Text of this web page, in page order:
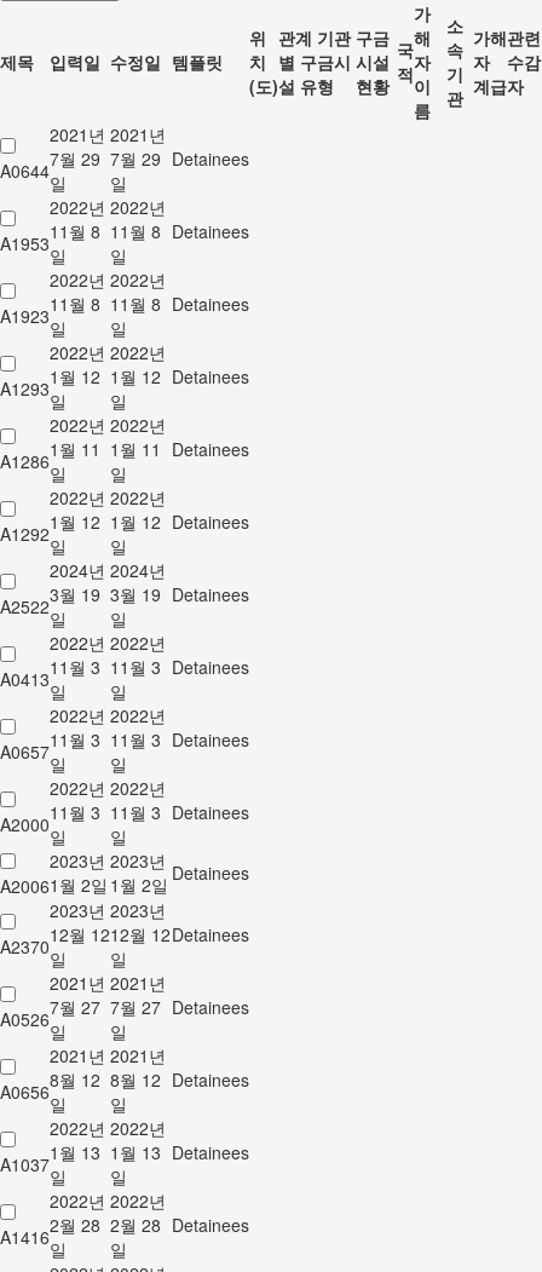
제목 입력일 수정일 템플릿
위
치
(도)
관계 기관
별 구금시
설 유형
구금
시설
현황
국
적
가
해
자
이
름
소
속
기
관
가해
자
계급
관련
수감
자
A0644
2021년
7월 29
일
2021년
7월 29
일
Detainees
A1953
2022년
11월 8
일
2022년
11월 8
일
Detainees
A1923
2022년
11월 8
일
2022년
11월 8
일
Detainees
A1293
2022년
1월 12
일
2022년
1월 12
일
Detainees
A1286
2022년
1월 11
일
2022년
1월 11
일
Detainees
A1292
2022년
1월 12
일
2022년
1월 12
일
Detainees
A2522
2024년
3월 19
일
2024년
3월 19
일
Detainees
A0413
2022년
11월 3
일
2022년
11월 3
일
Detainees
A0657
2022년
11월 3
일
2022년
11월 3
일
Detainees
A2000
2022년
11월 3
일
2022년
11월 3
일
Detainees
A2006
2023년
1월 2일
2023년
1월 2일 Detainees
A2370
2023년
12월 12
일
2023년
12월 12
일
Detainees
A0526
2021년
7월 27
일
2021년
7월 27
일
Detainees
A0656
2021년
8월 12
일
2021년
8월 12
일
Detainees
A1037
2022년
1월 13
일
2022년
1월 13
일
Detainees
A1416
2022년
2월 28
일
2022년
2월 28
일
Detainees